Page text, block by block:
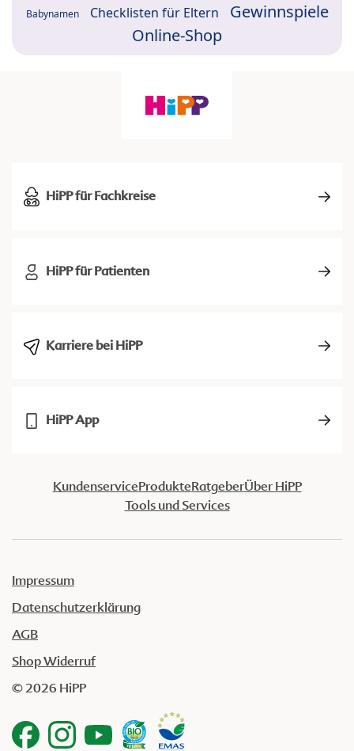
Babynamen Checklisten für Eltern
Gewinnspiele
Online-Shop
HiPP für Fachkreise
HiPP für Patienten
Karriere bei HiPP
HiPP App
KundenserviceProdukteRatgeberÜber HiPP
Tools und Services
Impressum
Datenschutzerklärung
AGB
Shop Widerruf
© 2026 HiPP